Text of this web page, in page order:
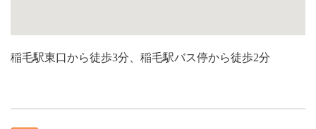
稲毛駅東口から徒歩3分、稲毛駅バス停から徒歩2分